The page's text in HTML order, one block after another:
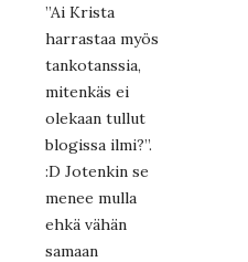
”Ai Krista
harrastaa myös
tankotanssia,
mitenkäs ei
olekaan tullut
blogissa ilmi?”.
:D Jotenkin se
menee mulla
ehkä vähän
samaan